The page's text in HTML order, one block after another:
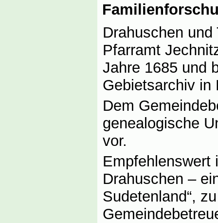
Drahuschen
Pfarramt
Jahre 1685 und
Gebietsarchiv in
Dem
genealogische
vor.
Empfehlenswert
Drahuschen –
Sudetenland“,